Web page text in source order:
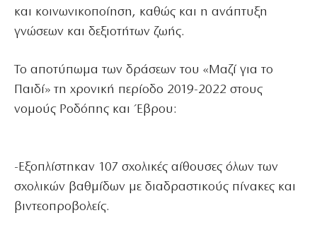
και κοινωνικοποίηση, καθώς και η ανάπτυξη
γνώσεων και δεξιοτήτων ζωής.
Το αποτύπωμα των δράσεων του «Μαζί για το
Παιδί» τη χρονική περίοδο 2019-2022 στους
νομούς Ροδόπης και Έβρου:
-Εξοπλίστηκαν 107 σχολικές αίθουσες όλων των
σχολικών βαθμίδων με διαδραστικούς πίνακες και
βιντεοπροβολείς.